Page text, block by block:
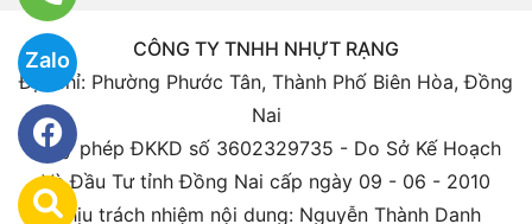
Zalo
CÔNG TY TNHH NHỰT RẠNG
Địa chỉ: Phường Phước Tân, Thành Phố Biên Hòa, Đồng
Nai
Giấy phép ĐKKD số 3602329735 - Do Sở Kế Hoạch
Và Đầu Tư tỉnh Đồng Nai cấp ngày 09 - 06 - 2010
Chịu trách nhiệm nội dung: Nguyễn Thành Danh